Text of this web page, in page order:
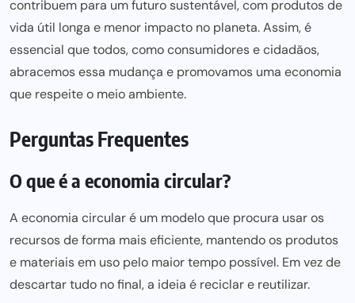
contribuem para um futurosustentável, com produtos de
vida útil longa e menor impacto no planeta. Assim, é
essencial que todos, como consumidores e cidadãos,
abracemos essa mudança e promovamos uma economia
que respeite o meio ambiente.
Perguntas Frequentes
O que é a economia circular?
A economia circular é um modelo que procura usar os
recursos de forma mais eficiente, mantendo os produtos
e materiais em uso pelo maior tempo possível. Em vez de
descartar tudo no final, a ideia é reciclar e reutilizar.